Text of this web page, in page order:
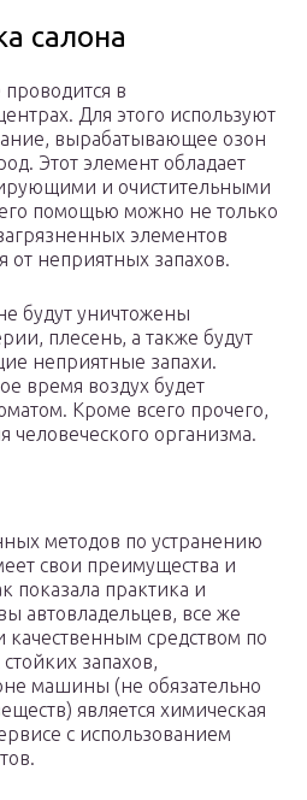
салона
в
Для этого используют
вырабатывающее озон
Этот элемент обладает
и очистительными
помощью можно не только
элементов
от неприятных запахов.
будут уничтожены
плесень, а также будут
неприятные запахи.
время воздух будет
Кроме всего прочего,
человеческого организма.
методов по устранению
свои преимущества и
показала практика и
автовладельцев, все же
средством по
запахов,
машины (не обязательно
является химическая
с использованием